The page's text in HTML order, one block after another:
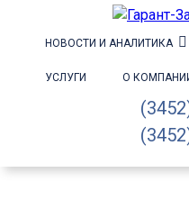
НОВОСТИ И АНАЛИТИКА
УСЛУГИ О